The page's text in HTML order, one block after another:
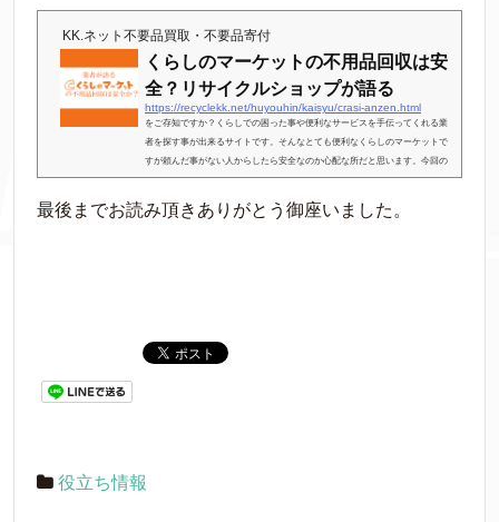
KK.ネット不要品買取・不要品寄付
くらしのマーケットの不用品回収は安
全？リサイクルショップが語る
https://recyclekk.net/huyouhin/kaisyu/crasi-anzen.html
をご存知ですか？くらしでの困った事や便利なサービスを手伝ってくれる業
者を探す事が出来るサイトです。そんなとても便利なくらしのマーケットで
すが頼んだ事がない人からしたら安全なのか心配な所だと思います。今回の
記事はくらしのマーケットは安全なのか？をテーマに書いていきたいと思い
ます。そして値段的に安いのか？そちらも書いていきますね。広告申し遅れ
ましたがこの記事の執筆者はリサイクルショップKK.ネット代表の小林と言い
最後までお読み頂きありがとう御座いました。
役立ち情報